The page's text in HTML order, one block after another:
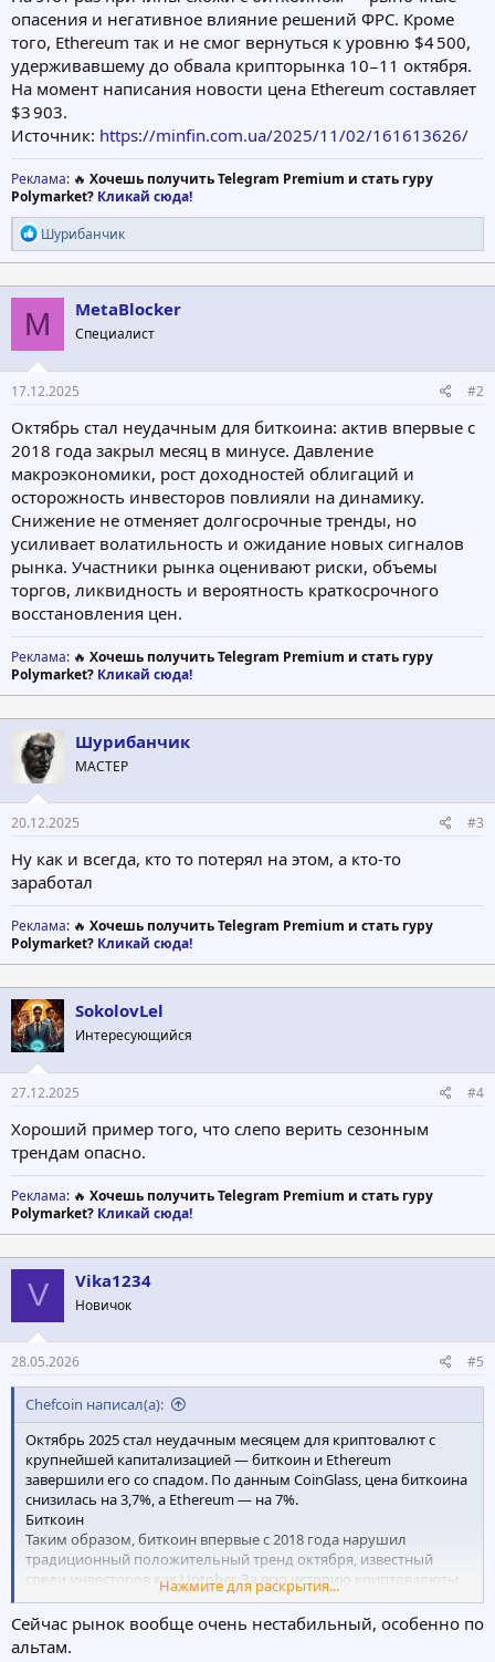
опасения и негативное влияние решений ФРС. Кроме
того, Ethereum так и не смог вернуться к уровню $4 500,
удерживавшему до обвала крипторынка 10−11 октября.
На момент написания новости цена Ethereum составляет
$3 903.
Источник: https://minfin.com.ua/2025/11/02/161613626/
Реклама: 🔥 Хочешь получить Telegram Premium и стать гуру
Polymarket? Кликай сюда!
Р
е
а
к
ц
и
и
:
Шурибанчик
M MetaBlocker
Специалист
17.12.2025 #2
Октябрь стал неудачным для биткоина: актив впервые с
2018 года закрыл месяц в минусе. Давление
макроэкономики, рост доходностей облигаций и
осторожность инвесторов повлияли на динамику.
Снижение не отменяет долгосрочные тренды, но
усиливает волатильность и ожидание новых сигналов
рынка. Участники рынка оценивают риски, объемы
торгов, ликвидность и вероятность краткосрочного
восстановления цен.
Реклама: 🔥 Хочешь получить Telegram Premium и стать гуру
Polymarket? Кликай сюда!
Шурибанчик
МАСТЕР
20.12.2025 #3
Ну как и всегда, кто то потерял на этом, а кто-то
заработал
Реклама: 🔥 Хочешь получить Telegram Premium и стать гуру
Polymarket? Кликай сюда!
SokolovLel
Интересующийся
27.12.2025 #4
Хороший пример того, что слепо верить сезонным
трендам опасно.
Реклама: 🔥 Хочешь получить Telegram Premium и стать гуру
Polymarket? Кликай сюда!
V Vika1234
Новичок
28.05.2026 #5
Chefcoin написал(а):
Октябрь 2025 стал неудачным месяцем для криптовалют с
крупнейшей капитализацией — биткоин и Ethereum
завершили его со спадом. По данным CoinGlass, цена биткоина
снизилась на 3,7%, а Ethereum — на 7%.
Биткоин
Таким образом, биткоин впервые с 2018 года нарушил
традиционный положительный тренд октября, известный
среди инвесторов как Uptober. За всю историю криптовалюты
это лишь третий «красный» октябрь — предыдущие падения
были зафиксированы в 2014 и 2018 годах.
За месяц цена биткоина несколько раз резко снижалась под
Нажмите для раскрытия...
Сейчас рынок вообще очень нестабильный, особенно по
альтам.